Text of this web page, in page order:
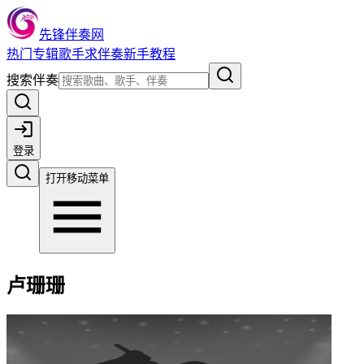
先锋伴奏网
热门 专辑歌手求伴奏新手教程
搜索伴奏
登录
打开移动菜单
卢珊珊